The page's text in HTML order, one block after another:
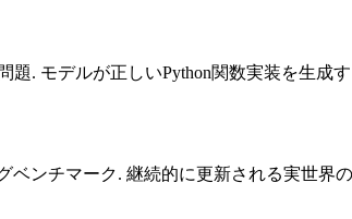
題. モデルが正しいPython関数実装を生成
ベンチマーク. 継続的に更新される実世界